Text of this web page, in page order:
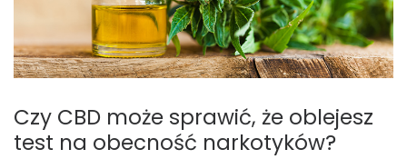
Czy CBD może sprawić, że oblejesz
test na obecność narkotyków?